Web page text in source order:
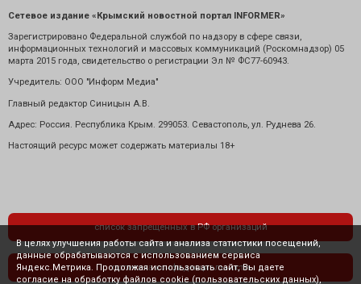
Сетевое издание «Крымский новостной портал INFORMER»
Зарегистрировано Федеральной службой по надзору в сфере связи,
информационных технологий и массовых коммуникаций (Роскомнадзор) 05
марта 2015 года, свидетельство о регистрации Эл № ФС77-60943.
Учредитель: ООО "Информ Медиа"
Главный редактор Синицын А.В.
Адрес: Россия. Республика Крым. 299053. Севастополь, ул. Руднева 26.
Настоящий ресурс может содержать материалы 18+
список запрещенных в РФ организаций
политика конфиденциальности
В целях улучшения работы сайта и анализа статистики посещений,
данные обрабатываются с использованием сервиса
Яндекс.Метрика. Продолжая использовать сайт, Вы даете
согласие на обработку файлов cookie (пользовательских данных),